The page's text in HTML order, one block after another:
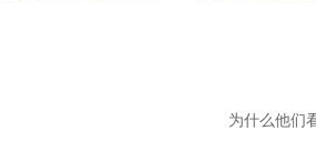
为什么他们